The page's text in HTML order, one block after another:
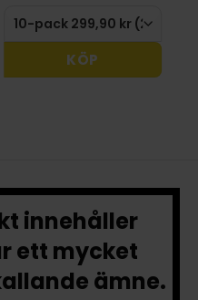
KÖP
innehåller
ett mycket
ämne.